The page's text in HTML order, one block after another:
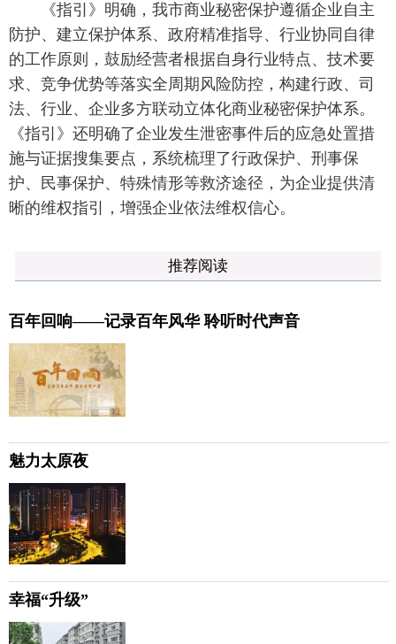
《指引》明确，我市商业秘密保护遵循企业自主
防护、建立保护体系、政府精准指导、行业协同自律
的工作原则，鼓励经营者根据自身行业特点、技术要
求、竞争优势等落实全周期风险防控，构建行政、司
法、行业、企业多方联动立体化商业秘密保护体系。
《指引》还明确了企业发生泄密事件后的应急处置措
施与证据搜集要点，系统梳理了行政保护、刑事保
护、民事保护、特殊情形等救济途径，为企业提供清
晰的维权指引，增强企业依法维权信心。
推荐阅读
百年回响——记录百年风华 聆听时代声音
魅力太原夜
幸福“升级”